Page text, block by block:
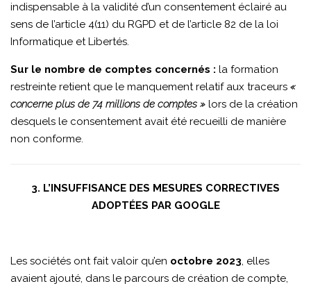
indispensable à la validité d’un consentement éclairé au
sens de l’article 4(11) du RGPD et de l’article 82 de la loi
Informatique et Libertés.
Sur le nombre de comptes concernés : la formation
restreinte retient que le manquement relatif aux traceurs «
concerne plus de 74 millions de comptes » lors de la création
desquels le consentement avait été recueilli de manière
non conforme.
3. L’INSUFFISANCE DES MESURES CORRECTIVES
ADOPTÉES PAR GOOGLE
Les sociétés ont fait valoir qu’en octobre 2023, elles
avaient ajouté, dans le parcours de création de compte,